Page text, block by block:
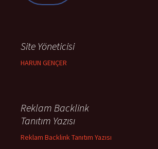
Site Yöneticisi
HARUN GENÇER
Reklam Backlink
Tanıtım Yazısı
Reklam Backlink Tanıtım Yazısı